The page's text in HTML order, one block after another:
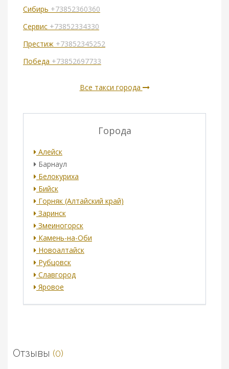
Сибирь +73852360360
Сервис +73852334330
Престиж +73852345252
Победа +73852697733
Все такси города
Города
Алейск
Барнаул
Белокуриха
Бийск
Горняк (Алтайский край)
Заринск
Змеиногорск
Камень-на-Оби
Новоалтайск
Рубцовск
Славгород
Яровое
Отзывы (0)